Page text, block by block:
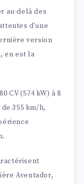
au-delà des
d’une
version
en est la
CV (574 kW) à 8
355 km/h,
Aventador,